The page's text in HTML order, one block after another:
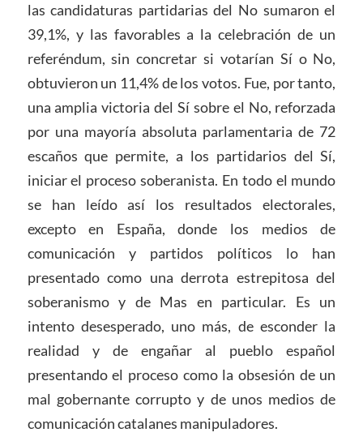
las candidaturas partidarias del No sumaron el
39,1%, y las favorables a la celebración de un
referéndum, sin concretar si votarían Sí o No,
obtuvieron un 11,4% de los votos. Fue, por tanto,
una amplia victoria del Sí sobre el No, reforzada
por una mayoría absoluta parlamentaria de 72
escaños que permite, a los partidarios del Sí,
iniciar el proceso soberanista. En todo el mundo
se han leído así los resultados electorales,
excepto en España, donde los medios de
comunicación y partidos políticos lo han
presentado como una derrota estrepitosa del
soberanismo y de Mas en particular. Es un
intento desesperado, uno más, de esconder la
realidad y de engañar al pueblo español
presentando el proceso como la obsesión de un
mal gobernante corrupto y de unos medios de
comunicación catalanes manipuladores.